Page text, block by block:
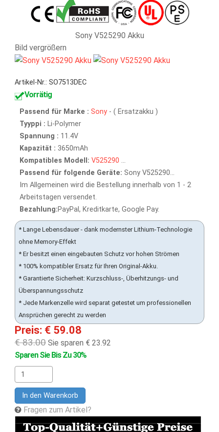
Sony V525290 Akku
Bild vergrößern
Artikel-Nr.: SO7513DEC
Vorrätig
Passend für Marke : Sony - ( Ersatzakku )
Tyyppi : Li-Polymer
Spannung : 11.4V
Kapazität : 3650mAh
Kompatibles Modell: V525290 ...
Passend für folgende Geräte: Sony V525290...
Im Allgemeinen wird die Bestellung innerhalb von 1 - 2
Arbeitstagen versendet.
Bezahlung:PayPal, Kreditkarte, Google Pay.
* Lange Lebensdauer - dank modernster Lithium-Technologie
ohne Memory-Effekt
* Er besitzt einen eingebauten Schutz vor hohen Strömen
* 100% kompatibler Ersatz für Ihren Original-Akku.
* Garantierte Sicherheit: Kurzschluss-, Überhitzungs- und
Überspannungsschutz
* Jede Markenzelle wird separat getestet um professionellen
Ansprüchen gerecht zu werden
Preis: € 59.08
€ 83.00 Sie sparen € 23.92
Sparen Sie Bis Zu 30%
In den Warenkorb
Fragen zum Artikel?